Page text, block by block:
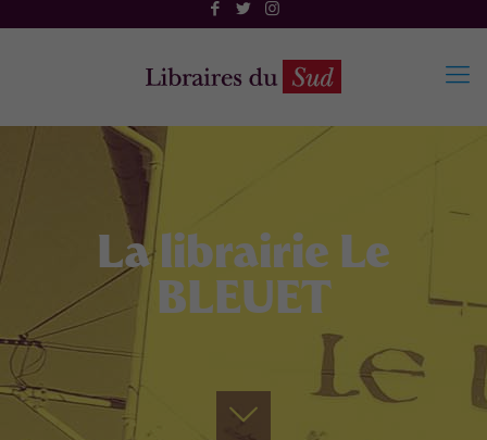
La librairie Le
BLEUET